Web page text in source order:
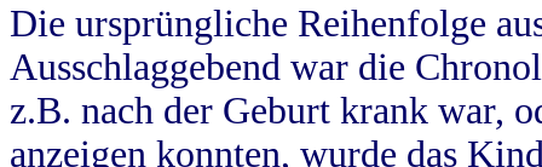
Die ursprüngliche Reihenfolge
Ausschlaggebend war die
z.B. nach der Geburt krank war,
anzeigen konnten, wurde das